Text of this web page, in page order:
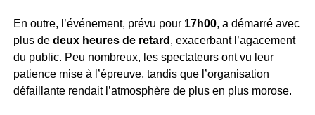
En outre, l’événement, prévu pour 17h00, a démarré avec
plus de deux heures de retard , exacerbant l’agacement
du public. Peu nombreux, les spectateurs ont vu leur
patience mise à l’épreuve, tandis que l’organisation
défaillante rendait l’atmosphère de plus en plus morose.